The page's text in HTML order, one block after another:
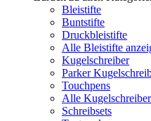
Bleistifte
Buntstifte
Druckbleistifte
Alle Bleistifte
Kugelschreiber
Parker
Touchpens
Alle
Schreibsets